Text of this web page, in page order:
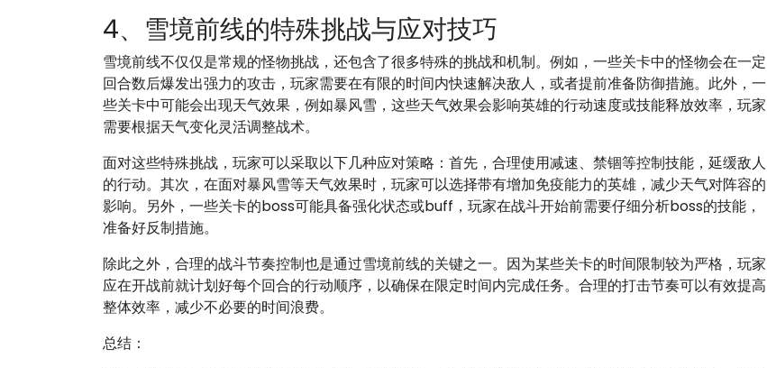
4、雪境前线的特殊挑战与应对技巧
雪境前线不仅仅是常规的怪物挑战，还包含了很多特殊的挑战和机制。例如，一些关卡中的怪物会在一定
回合数后爆发出强力的攻击，玩家需要在有限的时间内快速解决敌人，或者提前准备防御措施。此外，一
些关卡中可能会出现天气效果，例如暴风雪，这些天气效果会影响英雄的行动速度或技能释放效率，玩家
需要根据天气变化灵活调整战术。
面对这些特殊挑战，玩家可以采取以下几种应对策略：首先，合理使用减速、禁锢等控制技能，延缓敌人
的行动。其次，在面对暴风雪等天气效果时，玩家可以选择带有增加免疫能力的英雄，减少天气对阵容的
影响。另外，一些关卡的boss可能具备强化状态或buff，玩家在战斗开始前需要仔细分析boss的技能，
准备好反制措施。
除此之外，合理的战斗节奏控制也是通过雪境前线的关键之一。因为某些关卡的时间限制较为严格，玩家
应在开战前就计划好每个回合的行动顺序，以确保在限定时间内完成任务。合理的打击节奏可以有效提高
整体效率，减少不必要的时间浪费。
总结：